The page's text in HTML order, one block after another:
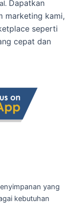
Dapatkan
marketing kami,
seperti
cepat dan
yang
kebutuhan